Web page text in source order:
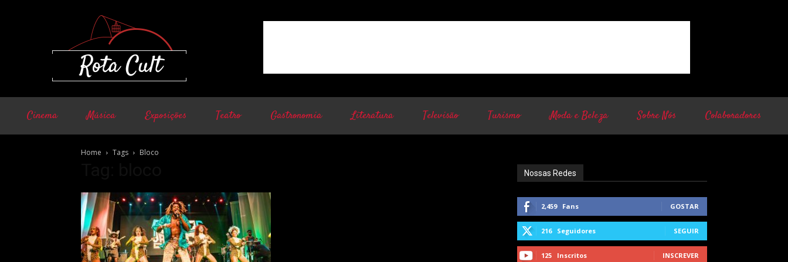
Cinema Música Exposições Teatro Gastronomia Literatura Televisão Turismo Moda e Beleza Sobre Nós Colaboradores
Home Tags Bloco
Nossas Redes
2,459 Fans GOSTAR
216 Seguidores SEGUIR
125 Inscritos INSCREVER